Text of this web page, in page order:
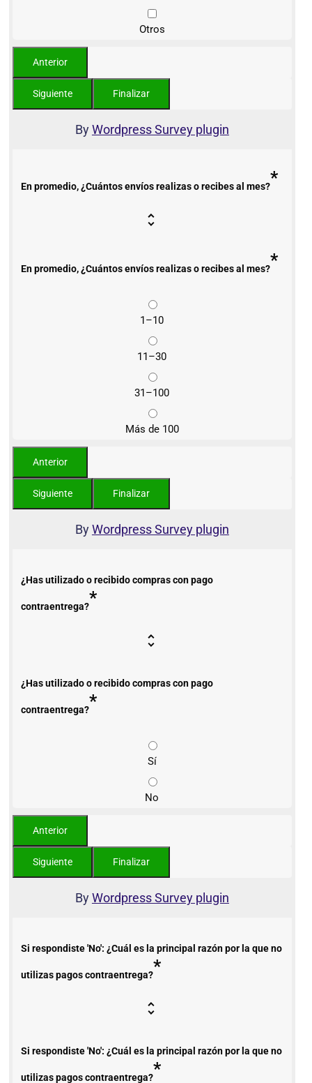
Otros
ByWordpress Survey plugin
En promedio, ¿Cuántos envíos realizas o recibes al mes?*
En promedio, ¿Cuántos envíos realizas o recibes al mes?*
1–10
11–30
31–100
Más de 100
ByWordpress Survey plugin
¿Has utilizado o recibido compras con pago
contraentrega?*
¿Has utilizado o recibido compras con pago
contraentrega?*
Sí
No
ByWordpress Survey plugin
Si respondiste 'No': ¿Cuál es la principal razón por la que no
utilizas pagos contraentrega?*
Si respondiste 'No': ¿Cuál es la principal razón por la que no
utilizas pagos contraentrega?*